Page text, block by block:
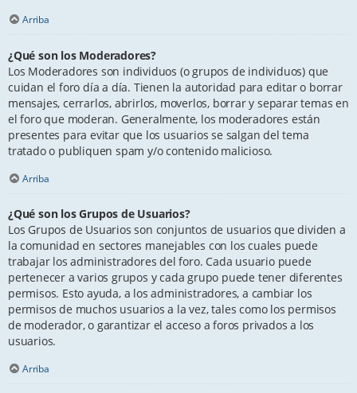
Arriba
¿Qué son los Moderadores?
Los Moderadores son individuos (o grupos de individuos) que
cuidan el foro día a día. Tienen la autoridad para editar o borrar
mensajes, cerrarlos, abrirlos, moverlos, borrar y separar temas en
el foro que moderan. Generalmente, los moderadores están
presentes para evitar que los usuarios se salgan del tema
tratado o publiquen spam y/o contenido malicioso.
Arriba
¿Qué son los Grupos de Usuarios?
Los Grupos de Usuarios son conjuntos de usuarios que dividen a
la comunidad en sectores manejables con los cuales puede
trabajar los administradores del foro. Cada usuario puede
pertenecer a varios grupos y cada grupo puede tener diferentes
permisos. Esto ayuda, a los administradores, a cambiar los
permisos de muchos usuarios a la vez, tales como los permisos
de moderador, o garantizar el acceso a foros privados a los
usuarios.
Arriba